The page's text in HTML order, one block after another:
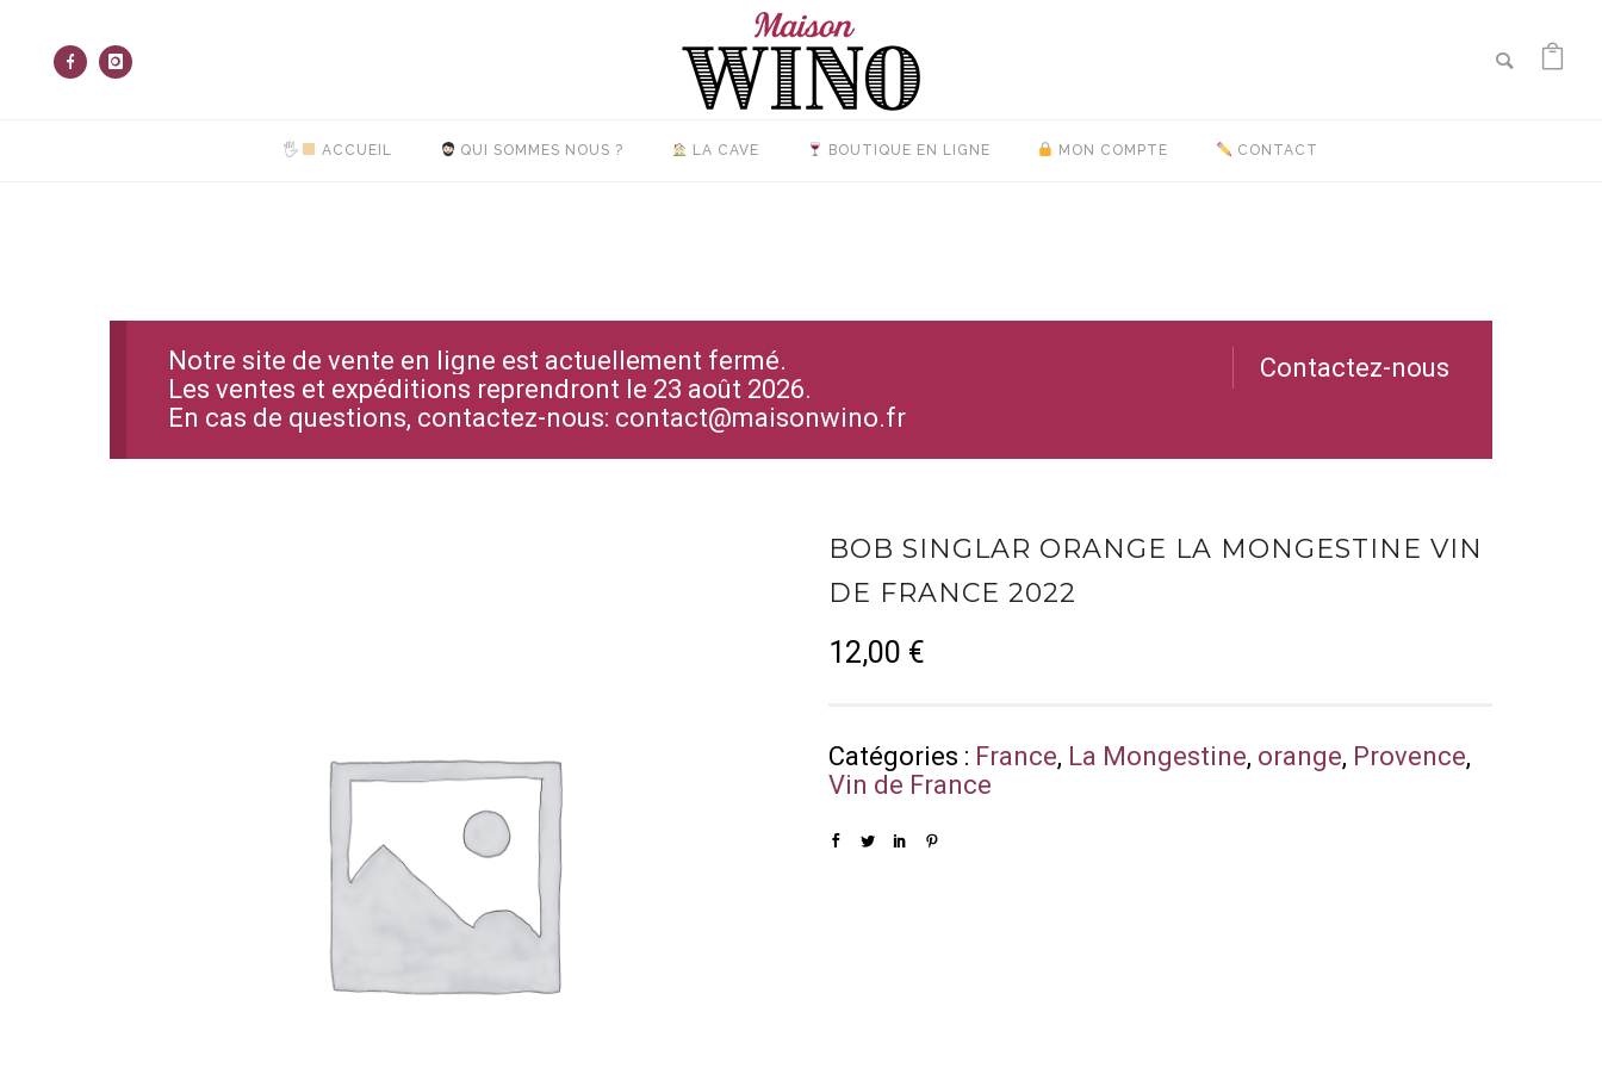
🖐 ACCUEIL QUI SOMMES NOUS ? LA CAVE BOUTIQUE EN LIGNE MON COMPTE CONTACT
Contactez-nous
Notre site de vente en ligne est actuellement fermé.
Les ventes et expéditions reprendront le 23 août 2026.
En cas de questions, contactez-nous: contact@maisonwino.fr
BOB SINGLAR ORANGE LA MONGESTINE VIN
DE FRANCE 2022
12,00 €
Catégories : France, La Mongestine, orange, Provence,
Vin de France